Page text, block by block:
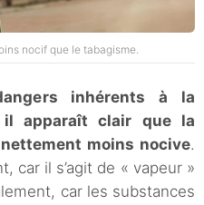
nocif que le tabagisme.
inhérents à la
il apparaît clair que la
moins nocive.
car il s’agit de « vapeur »
car les substances